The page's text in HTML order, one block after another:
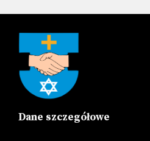
Dane szczegółowe